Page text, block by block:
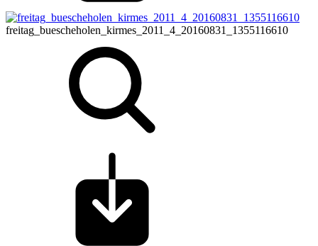
freitag_buescheholen_kirmes_2011_4_20160831_1355116610